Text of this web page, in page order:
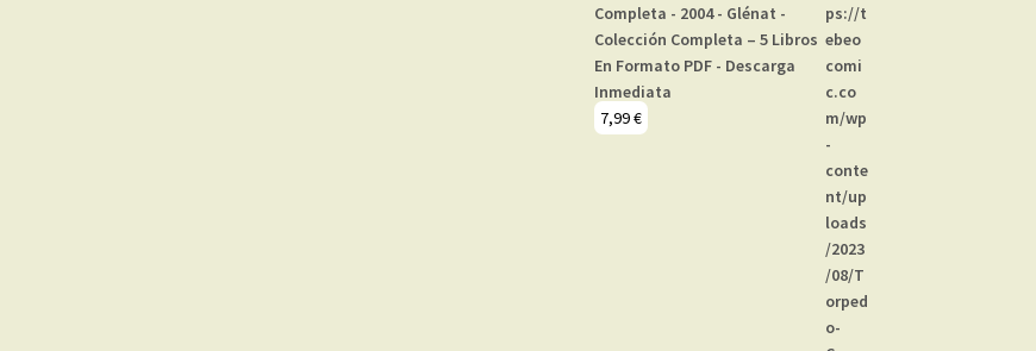
Completa - 2004 - Glénat -
Colección Completa – 5 Libros
En Formato PDF - Descarga
Inmediata
7,99€